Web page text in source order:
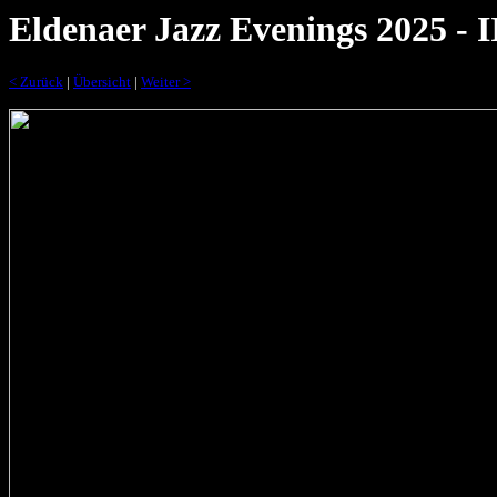
Eldenaer Jazz Evenings 2025 -
< Zurück | Übersicht | Weiter >